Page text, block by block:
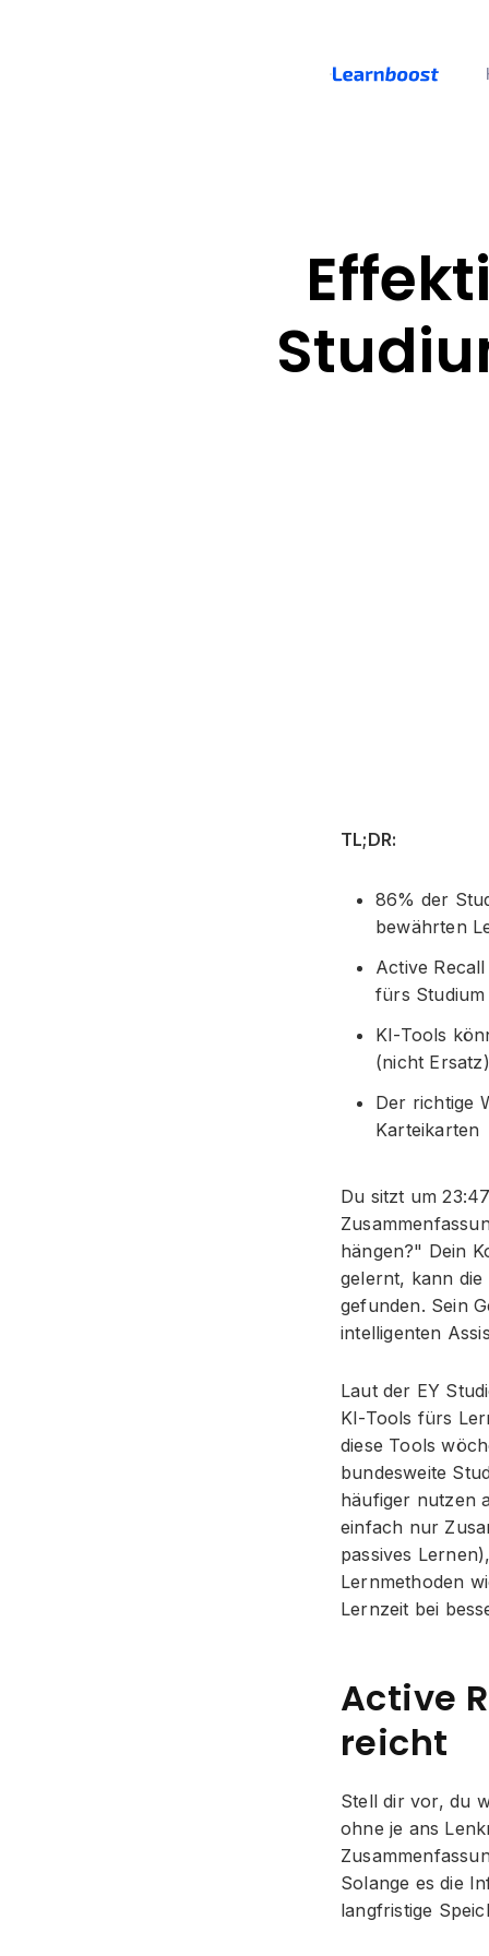
TL;DR:
86% der
bewährten
Active
fürs Studium
KI-Tools
(nicht
Der richtige
Karteikarten
Du sitzt um
hängen?" Dein
gelernt, kann
gefunden. Sein
intelligenten
Laut der EY
KI-Tools fürs
diese Tools
bundesweite
häufiger nutzen
einfach nur
passives
Lernmethoden
Lernzeit bei
Active
reicht
Stell dir vor, du
ohne je ans
Solange es die
langfristige